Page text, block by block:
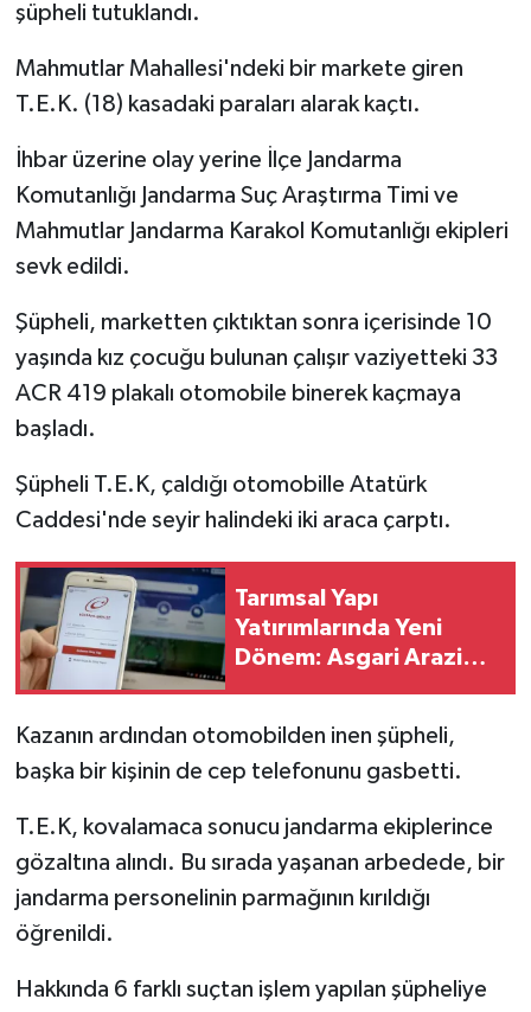
şüpheli tutuklandı.
Mahmutlar Mahallesi'ndeki bir markete giren
T.E.K. (18) kasadaki paraları alarak kaçtı.
İhbar üzerine olay yerine İlçe Jandarma
Komutanlığı Jandarma Suç Araştırma Timi ve
Mahmutlar Jandarma Karakol Komutanlığı ekipleri
sevk edildi.
Şüpheli, marketten çıktıktan sonra içerisinde 10
yaşında kız çocuğu bulunan çalışır vaziyetteki 33
ACR 419 plakalı otomobile binerek kaçmaya
başladı.
Şüpheli T.E.K, çaldığı otomobille Atatürk
Caddesi'nde seyir halindeki iki araca çarptı.
Tarımsal Yapı
Yatırımlarında Yeni
Dönem: Asgari Arazi
Kazanın ardından otomobilden inen şüpheli,
başka bir kişinin de cep telefonunu gasbetti.
T.E.K, kovalamaca sonucu jandarma ekiplerince
gözaltına alındı. Bu sırada yaşanan arbedede, bir
jandarma personelinin parmağının kırıldığı
öğrenildi.
Hakkında 6 farklı suçtan işlem yapılan şüpheliye